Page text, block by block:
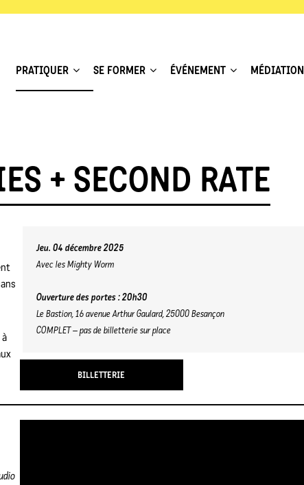
PRATIQUER SE FORMER ÉVÉNEMENT MÉDIATION
+ SECOND RATE
Jeu. 04 décembre 2025
Avec les Mighty Worm
Ouverture des portes : 20h30
Le Bastion, 16 avenue Arthur Gaulard, 25000 Besançon
COMPLET – pas de billetterie sur place
BILLETTERIE